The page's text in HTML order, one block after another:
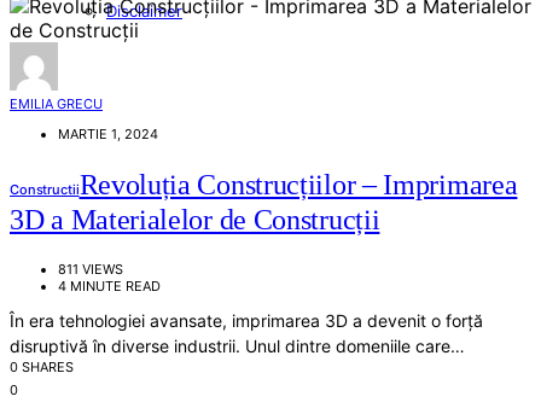
Disclaimer
EMILIA GRECU
MARTIE 1, 2024
ConstructiiRevoluția Construcțiilor – Imprimarea
3D a Materialelor de Construcții
811 VIEWS
4 MINUTE READ
În era tehnologiei avansate, imprimarea 3D a devenit o forță
disruptivă în diverse industrii. Unul dintre domeniile care…
0 SHARES
0